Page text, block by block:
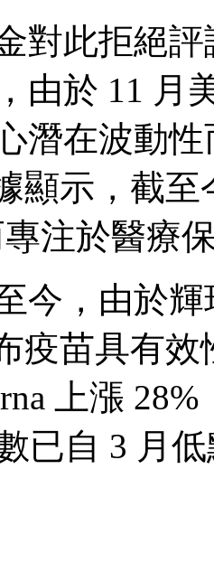
對此拒絕
由於 11 月
潛在波動性
顯示，截
注於醫療
今，由於輝
疫苗具有
上漲
已自 3 月